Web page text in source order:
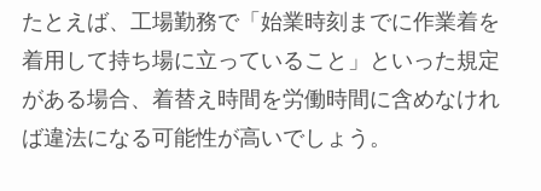
たとえば、工場勤務で「始業時刻までに作業着を
着用して持ち場に立っていること」といった規定
がある場合、着替え時間を労働時間に含めなけれ
ば違法になる可能性が高いでしょう。